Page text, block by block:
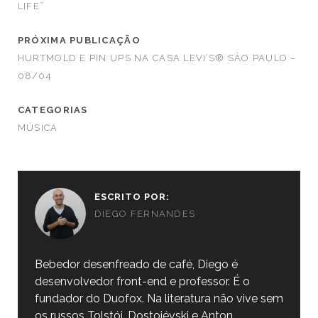
LIFE”
PRÓXIMA PUBLICAÇÃO
HURTMOLD E PIN UPS NA CASA LEVI’S® SÃO PAULO –
08/04
CATEGORIAS
MÚSICA
ESCRITO POR:
DIEGO FERNANDES
Bebedor desenfreado de café, Diego é
desenvolvedor front-end e professor. É o
fundador do Duofox. Na literatura não vive sem